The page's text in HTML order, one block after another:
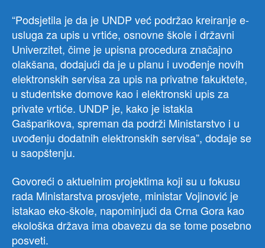
“Podsjetila je da je UNDP već podržao kreiranje e-
usluga za upis u vrtiće, osnovne škole i državni
Univerzitet, čime je upisna procedura značajno
olakšana, dodajući da je u planu i uvođenje novih
elektronskih servisa za upis na privatne fakuktete,
u studentske domove kao i elektronski upis za
private vrtiće. UNDP je, kako je istakla
Gašparikova, spreman da podrži Ministarstvo i u
uvođenju dodatnih elektronskih servisa”, dodaje se
u saopštenju.
Govoreći o aktuelnim projektima koji su u fokusu
rada Ministarstva prosvjete, ministar Vojinović je
istakao eko-škole, napominjući da Crna Gora kao
ekološka država ima obavezu da se tome posebno
posveti.